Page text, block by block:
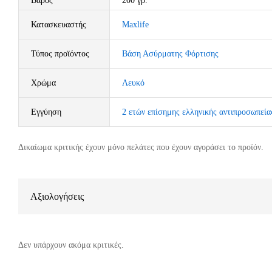
Κατασκευαστής Maxlife
Τύπος προϊόντος Βάση Ασύρματης Φόρτισης
Χρώμα Λευκό
Εγγύηση 2 ετών επίσημης ελληνικής
Δικαίωμα κριτικής έχουν μόνο πελάτες που έχουν αγοράσει το προϊόν.
Αξιολογήσεις
Δεν υπάρχουν ακόμα κριτικές.